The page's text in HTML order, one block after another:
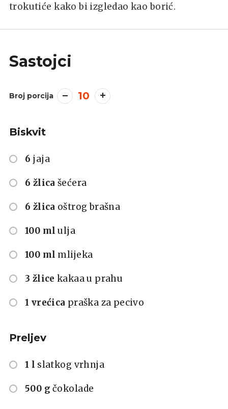
trokutiće kako bi izgledao kao borić.
Sastojci
Broj porcija 10
Biskvit
6 jaja
6 žlica šećera
6 žlica oštrog brašna
100 ml ulja
100 ml mlijeka
3 žlice kakaa u prahu
1 vrećica praška za pecivo
Preljev
1 l slatkog vrhnja
500 g čokolade